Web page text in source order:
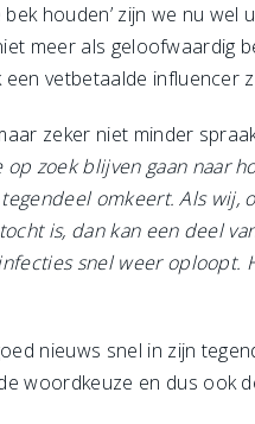
houden’ zijn we nu
meer als
vetbetaalde influencer
zeker niet minder
zoek blijven gaan naar
omkeert. Als wij,
is, dan kan een deel
snel weer oploopt.
nieuws snel in zijn
woordkeuze en dus ook